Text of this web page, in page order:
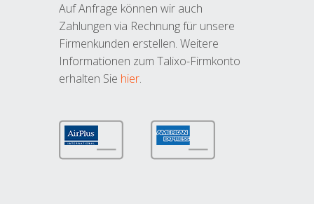
Auf Anfrage können wir auch
Zahlungen via Rechnung für unsere
Firmenkunden erstellen. Weitere
Informationen zum Talixo-Firmkonto
erhalten Sie hier.